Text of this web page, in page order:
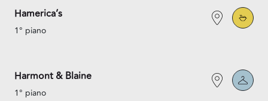
Hamerica’s
1° piano
Harmont & Blaine
1° piano